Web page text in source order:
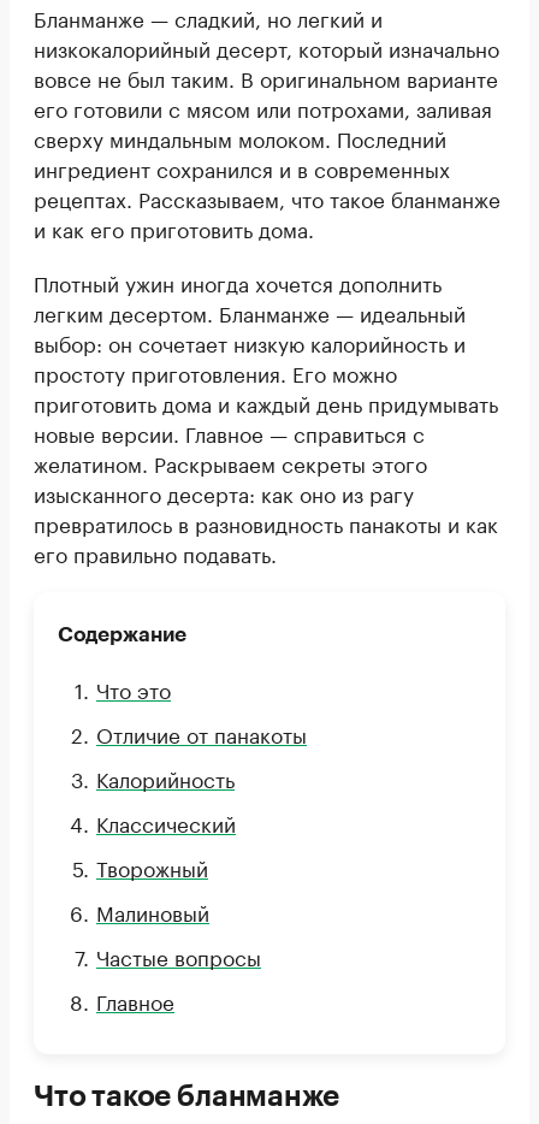
Бланманже — сладкий, но легкий и
низкокалорийный десерт, который изначально
вовсе не был таким. В оригинальном варианте
его готовили с мясом или потрохами, заливая
сверху миндальным молоком. Последний
ингредиент сохранился и в современных
рецептах. Рассказываем, что такое бланманже
и как его приготовить дома.
Плотный ужин иногда хочется дополнить
легким десертом. Бланманже — идеальный
выбор: он сочетает низкую калорийность и
простоту приготовления. Его можно
приготовить дома и каждый день придумывать
новые версии. Главное — справиться с
желатином. Раскрываем секреты этого
изысканного десерта: как оно из рагу
превратилось в разновидность панакоты и как
его правильно подавать.
Содержание
Что это
Отличие от панакоты
Калорийность
Классический
Творожный
Малиновый
Частые вопросы
Главное
Что такое бланманже